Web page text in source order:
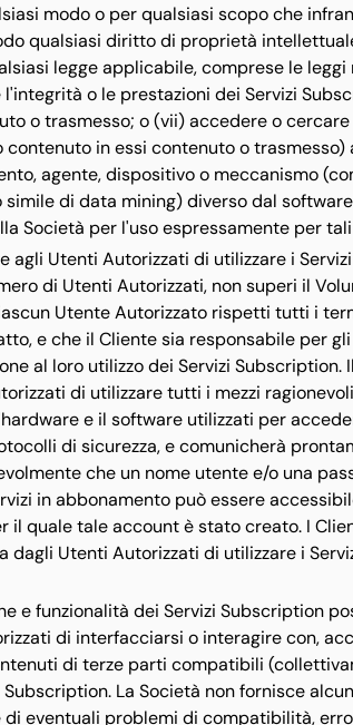
modo o per qualsiasi scopo che
qualsiasi diritto di proprietà
legge applicabile, comprese le leggi
o le prestazioni dei Servizi
o trasmesso; o (vii) accedere o cercare
in essi contenuto o trasmesso)
agente, dispositivo o meccanismo
di data mining) diverso dal
Società per l'uso espressamente per
agli Utenti Autorizzati di utilizzare i
di Utenti Autorizzati, non superi il
Utente Autorizzato rispetti tutti i
e che il Cliente sia responsabile per
al loro utilizzo dei Servizi Subscription.
di utilizzare tutti i mezzi
e il software utilizzati per
di sicurezza, e comunicherà
che un nome utente e/o una
in abbonamento può essere
il quale tale account è stato creato. I
Utenti Autorizzati di utilizzare i
e funzionalità dei Servizi Subscription
di interfacciarsi o interagire con,
di terze parti compatibili
La Società non fornisce
di eventuali problemi di compatibilità,